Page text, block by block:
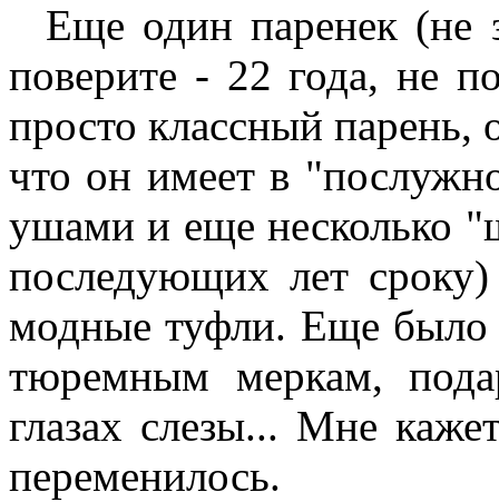
Еще один паренек (не
поверите - 22 года, не
просто классный парень,
что он имеет в
ушами и еще несколько
последующих лет
модные туфли. Еще было
тюремным меркам,
глазах слезы... Мне
переменилось.